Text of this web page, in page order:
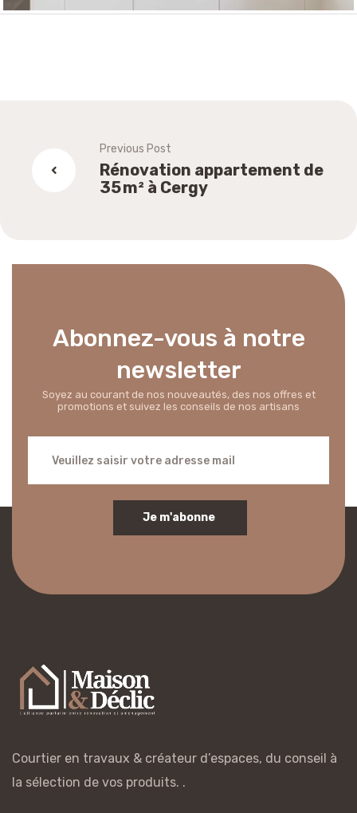
Previous Post
Rénovation appartement de
35 m² à Cergy
Abonnez-vous à notre
newsletter
Soyez au courant de nos nouveautés, des nos offres et
promotions et suivez les conseils de nos artisans
Je m'abonne
Courtier en travaux & créateur d’espaces, du conseil à
la sélection de vos produits. .